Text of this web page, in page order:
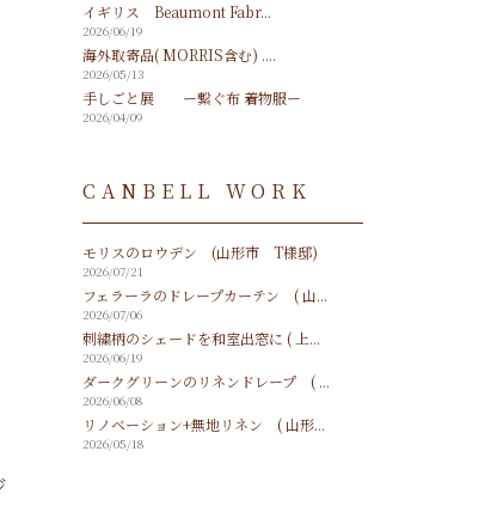
イギリス Beaumont Fabr...
2026/06/19
海外取寄品( MORRIS含む) ....
2026/05/13
手しごと展 ー繋ぐ布 着物服ー
2026/04/09
CANBELL WORK
モリスのロウデン (山形市 T様邸)
2026/07/21
フェラーラのドレープカーテン ( 山...
2026/07/06
刺繍柄のシェードを和室出窓に ( 上...
2026/06/19
ダークグリーンのリネンドレープ ( ...
2026/06/08
リノベーション+無地リネン ( 山形...
2026/05/18